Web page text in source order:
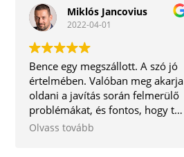
Miklós Jancovius
2022-04-01
Bence egy megszállott. A szó jó
értelmében. Valóban meg akarja
oldani a javítás során felmerülő
problémákat, és fontos, hogy te,
mint ügyfél ne távozz tőle
Olvass tovább